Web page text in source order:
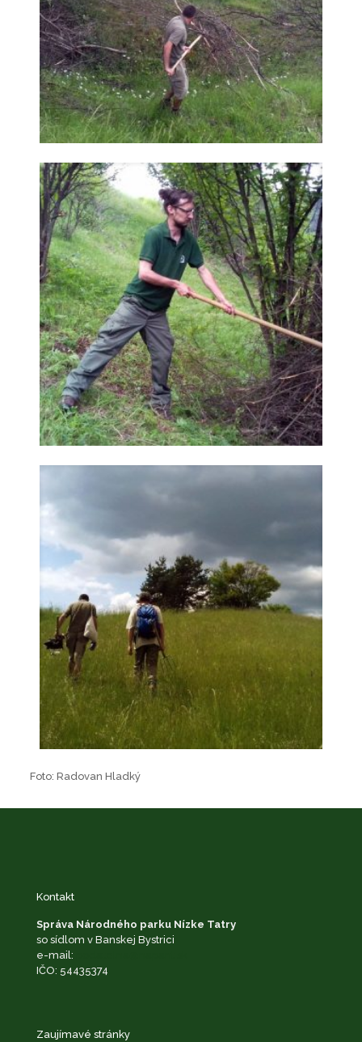
Foto: Radovan Hladký
Kontakt
Správa Národného parku Nízke Tatry
so sídlom v Banskej Bystrici
e-mail:
IČO: 54435374
Zaujímavé stránky